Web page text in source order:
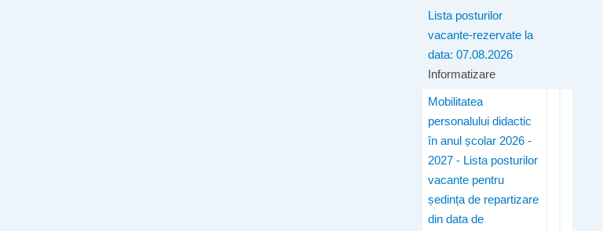
Lista posturilor
vacante-rezervate la
data: 07.08.2026
Informatizare
Mobilitatea
personalului didactic
în anul școlar 2026 -
2027 - Lista posturilor
vacante pentru
ședința de repartizare
din data de